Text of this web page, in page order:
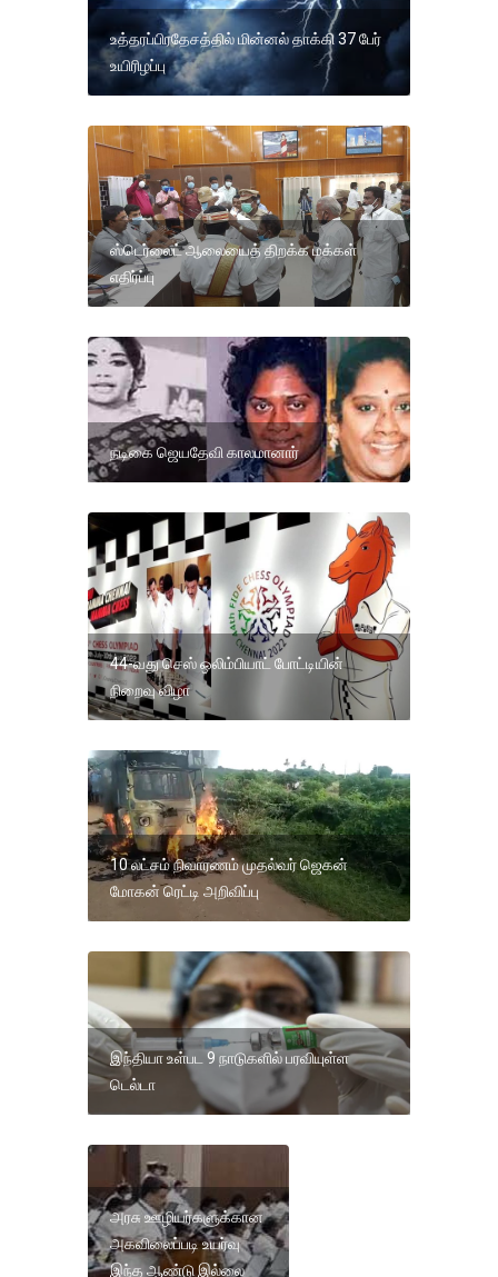
உத்தரப்பிரதேசத்தில் மின்னல் தாக்கி 37 பேர்
உயிரிழப்பு
ஸ்டெர்லைட் ஆலையைத் திறக்க மக்கள்
எதிர்ப்பு
நடிகை ஜெயதேவி காலமானார்
44-வது செஸ் ஒலிம்பியாட் போட்டியின்
நிறைவு விழா
10 லட்சம் நிவாரணம் முதல்வர் ஜெகன்
மோகன் ரெட்டி அறிவிப்பு
இந்தியா உள்பட 9 நாடுகளில் பரவியுள்ள
டெல்டா
அரசு ஊழியர்களுக்கான
அகவிலைப்படி உயர்வு
இந்த ஆண்டு இல்லை